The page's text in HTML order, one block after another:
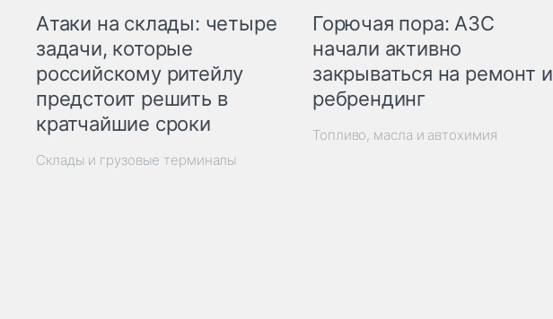
Атаки на склады: четыре
задачи, которые
российскому ритейлу
предстоит решить в
кратчайшие сроки
Склады и грузовые терминалы
Горючая пора: АЗС
начали активно
закрываться на ремонт и
ребрендинг
Топливо, масла и автохимия